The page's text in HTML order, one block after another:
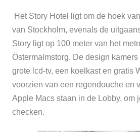
Het Story Hotel ligt om de hoek
van Stockholm, evenals de
Story ligt op 100 meter van het
Östermalmstorg. De design
grote lcd-tv, een koelkast en gratis
voorzien van een regendouche en
Apple Macs staan in de Lobby, om
checken.